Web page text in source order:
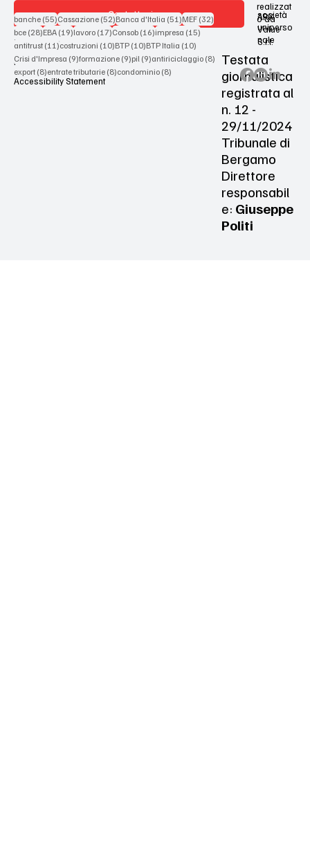
Contattaci
Terms & Conditions
Privacy Policy
Accessibility Statement
realizzat
o da
società
uniperso
nale
ARX
Value
S.r.l.
Testata
giornalistica
registrata al
n. 12 -
29/11/2024
Tribunale di
Bergamo
Direttore
responsabil
e: Giuseppe
Politi
banche (55)55 post
Cassazione (52)52 post
Banca d'Italia (51)51 post
MEF (32)32 post
bce (28)28 post
EBA (19)19 post
lavoro (17)17 post
Consob (16)16 post
impresa (15)15 post
antitrust (11)11 post
costruzioni (10)10 post
BTP (10)10 post
BTP Italia (10)10 post
Crisi d'Impresa (9)9 post
formazione (9)9 post
pil (9)9 post
antiriciclaggio (8)8 post
export (8)8 post
entrate tributarie (8)8 post
condominio (8)8 post